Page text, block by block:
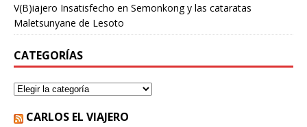
V(B)iajero Insatisfecho en Semonkong y las cataratas
Maletsunyane de Lesoto
CATEGORÍAS
CARLOS EL VIAJERO